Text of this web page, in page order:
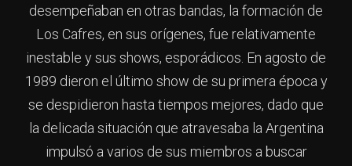
desempeñaban en otras bandas, la formación de
Los Cafres, en sus orígenes, fue relativamente
inestable y sus shows, esporádicos. En agosto de
1989 dieron el último show de su primera época y
se despidieron hasta tiempos mejores, dado que
la delicada situación que atravesaba la Argentina
impulsó a varios de sus miembros a buscar